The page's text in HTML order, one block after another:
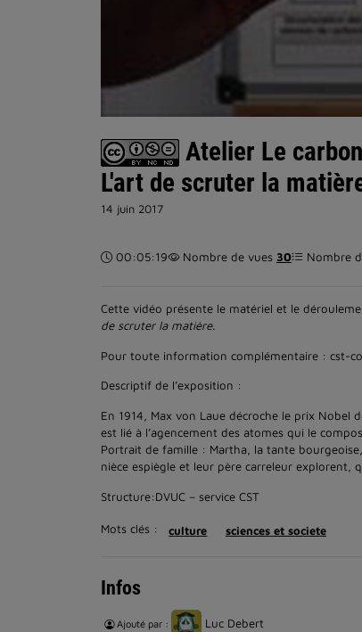
Atelier Le
L'art de scruter la
14 juin 2017
Durée :
00:05:19 Nombre de vues 30 Nombre
Cette vidéo présente le matériel et le
de scruter la matière.
Pour toute information complémentaire : cst-
Descriptif de l’exposition :
En 1914, Max von Laue décroche le prix
est lié à l’agencement des atomes qui le
Portrait de famille : Martha, la tante
nièce espiègle et leur père carreleur
Structure:DVUC – service CST
Mots clés : culture sciences et societe
Infos
Ajouté par : Luc Debert